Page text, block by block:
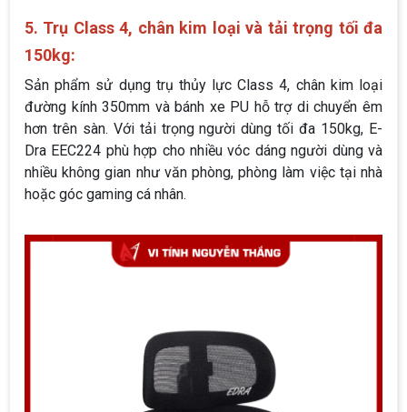
5. Trụ Class 4, chân kim loại và tải trọng tối đa
150kg:
Sản phẩm sử dụng trụ thủy lực Class 4, chân kim loại
đường kính 350mm và bánh xe PU hỗ trợ di chuyển êm
hơn trên sàn. Với tải trọng người dùng tối đa 150kg, E-
Dra EEC224 phù hợp cho nhiều vóc dáng người dùng và
nhiều không gian như văn phòng, phòng làm việc tại nhà
hoặc góc gaming cá nhân.